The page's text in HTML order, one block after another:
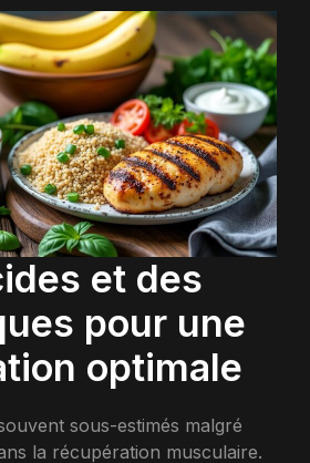
et des
pour une
optimale
sous-estimés malgré
la récupération musculaire.